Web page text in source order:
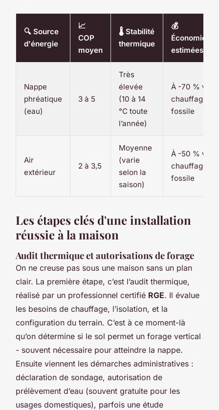
🔍 Source
d'énergie
📈
COP
moyen
🌡️ Stabilité
thermique
💰
Économies
estimées
Nappe
phréatique
(eau)
3 à 5
Très
élevée
(10 à 14
°C toute
l’année)
À -70 % vs
chauffage
fossile
Air
extérieur
2 à 3,5
Moyenne
(varie
selon la
saison)
À -50 % vs
chauffage
fossile
Les étapes clés d'une installation
réussie à la maison
Audit thermique et autorisations de forage
On ne creuse pas sous une maison sans un plan
clair. La première étape, c’est l’audit thermique,
réalisé par un professionnel certifié RGE. Il évalue
les besoins de chauffage, l’isolation, et la
configuration du terrain. C’est à ce moment-là
qu’on détermine si le sol permet un forage vertical
- souvent nécessaire pour atteindre la nappe.
Ensuite viennent les démarches administratives :
déclaration de sondage, autorisation de
prélèvement d’eau (souvent gratuite pour les
usages domestiques), parfois une étude